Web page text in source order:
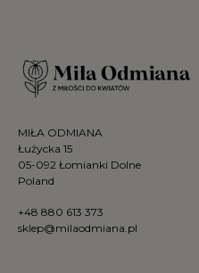
MIŁA ODMIANA
Łużycka 15
05-092 Łomianki Dolne
Poland
+48 880 613 373
sklep@milaodmiana.pl